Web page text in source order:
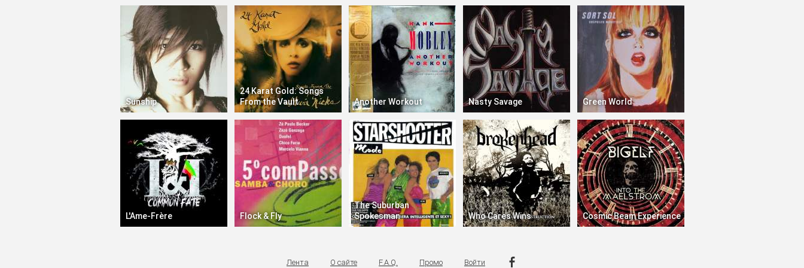
Sunship
24 Karat Gold: Songs
From the Vault
Another Workout Nasty Savage Green World
L'Ame-Frère Flock & Fly
The Suburban
Spokesman
Who Cares Wins Cosmic Beam Experience
Лента О сайте F.A.Q. Промо Войти